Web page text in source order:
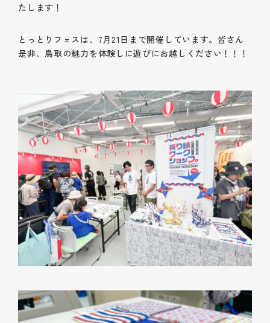
たします！
とっとりフェスは、7月21日まで開催しています。皆さん
是非、鳥取の魅力を体験しに遊びにお越しください！！！